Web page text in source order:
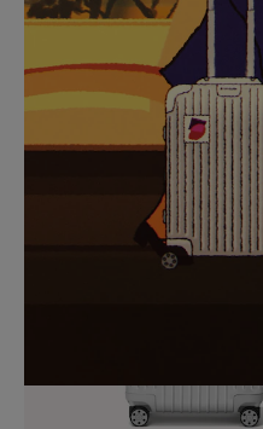
SIE,
UMDER